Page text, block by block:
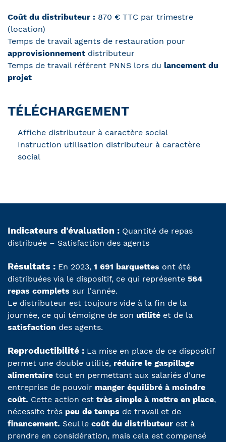
Coût du distributeur : 870 € TTC par trimestre
(location)
Temps de travail agents de restauration pour
approvisionnement distributeur
Temps de travail référent PNNS lors du lancement du
projet
TÉLÉCHARGEMENT
Affiche distributeur à caractère social
Instruction utilisation distributeur à caractère
social
Indicateurs d'évaluation : Quantité de repas
distribuée – Satisfaction des agents
Résultats : En 2023, 1 691 barquettes ont été
distribuées via le dispositif, ce qui représente 564
repas complets sur l'année.
Le distributeur est toujours vide à la fin de la
journée, ce qui témoigne de son utilité et de la
satisfaction des agents.
Reproductibilité : La mise en place de ce dispositif
permet une double utilité, réduire le gaspillage
alimentaire tout en permettant aux salariés d'une
entreprise de pouvoir manger équilibré à moindre
coût. Cette action est très simple à mettre en place,
nécessite très peu de temps de travail et de
financement. Seul le coût du distributeur est à
prendre en considération, mais cela est compensé